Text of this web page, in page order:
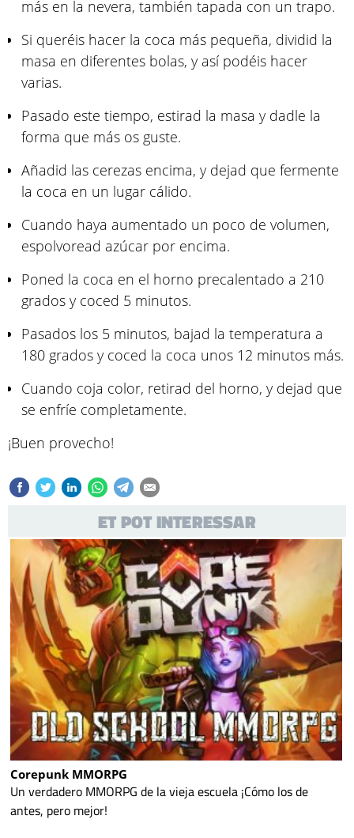
más en la nevera, también tapada con un trapo.
Si queréis hacer la coca más pequeña, dividid la
masa en diferentes bolas, y así podéis hacer
varias.
Pasado este tiempo, estirad la masa y dadle la
forma que más os guste.
Añadid las cerezas encima, y dejad que fermente
la coca en un lugar cálido.
Cuando haya aumentado un poco de volumen,
espolvoread azúcar por encima.
Poned la coca en el horno precalentado a 210
grados y coced 5 minutos.
Pasados los 5 minutos, bajad la temperatura a
180 grados y coced la coca unos 12 minutos más.
Cuando coja color, retirad del horno, y dejad que
se enfríe completamente.
¡Buen provecho!
ET POT INTERESSAR
Corepunk MMORPG
Un verdadero MMORPG de la vieja escuela ¡Cómo los de
antes, pero mejor!